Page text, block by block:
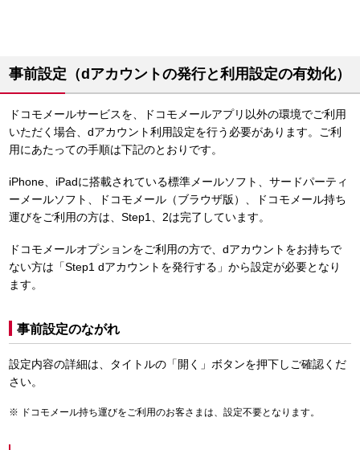
事前設定（dアカウントの発行と利用設定の有効化）
ドコモメールサービスを、ドコモメールアプリ以外の環境でご利用
いただく場合、dアカウント利用設定を行う必要があります。ご利
用にあたっての手順は下記のとおりです。
iPhone、iPadに搭載されている標準メールソフト、サードパーティ
ーメールソフト、ドコモメール（ブラウザ版）、ドコモメール持ち
運びをご利用の方は、Step1、2は完了しています。
ドコモメールオプションをご利用の方で、dアカウントをお持ちで
ない方は「Step1 dアカウントを発行する」から設定が必要となり
ます。
事前設定のながれ
設定内容の詳細は、タイトルの「開く」ボタンを押下しご確認くだ
さい。
ドコモメール持ち運びをご利用のお客さまは、設定不要となります。